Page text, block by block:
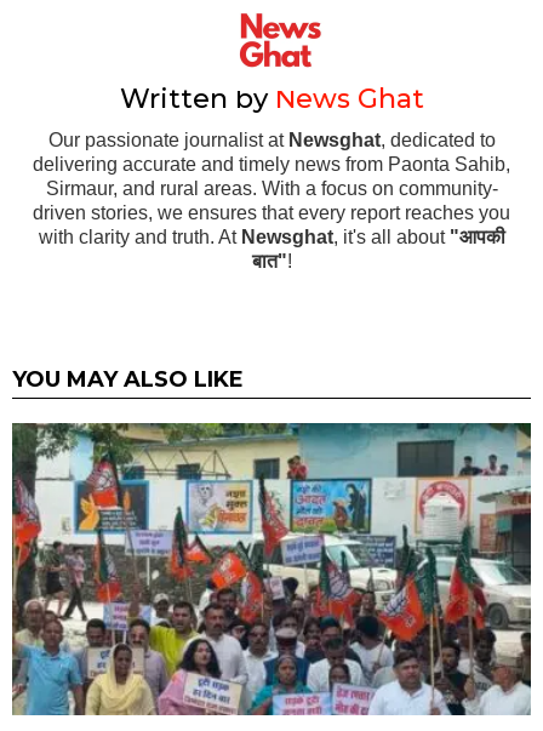
Written by News Ghat
Our passionate journalist at Newsghat, dedicated to
delivering accurate and timely news from Paonta Sahib,
Sirmaur, and rural areas. With a focus on community-
driven stories, we ensures that every report reaches you
with clarity and truth. At Newsghat, it's all about "आपकी
बात"!
YOU MAY ALSO LIKE